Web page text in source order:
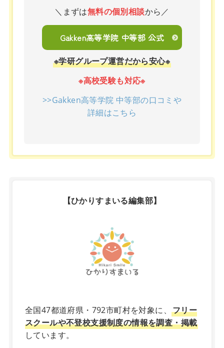
＼まずは無料の個別相談から／
Gakken高等学院 中等部 公式
※学研グループ運営だから安心※
※高校受験も対応※
>>Gakken高等学院 中等部の口コミや
詳細はこちら
【ひかりすまいる編集部】
全国47都道府県・792市町村を対象に、 フリー
スクールや不登校支援制度の情報を調査・掲載
しています。